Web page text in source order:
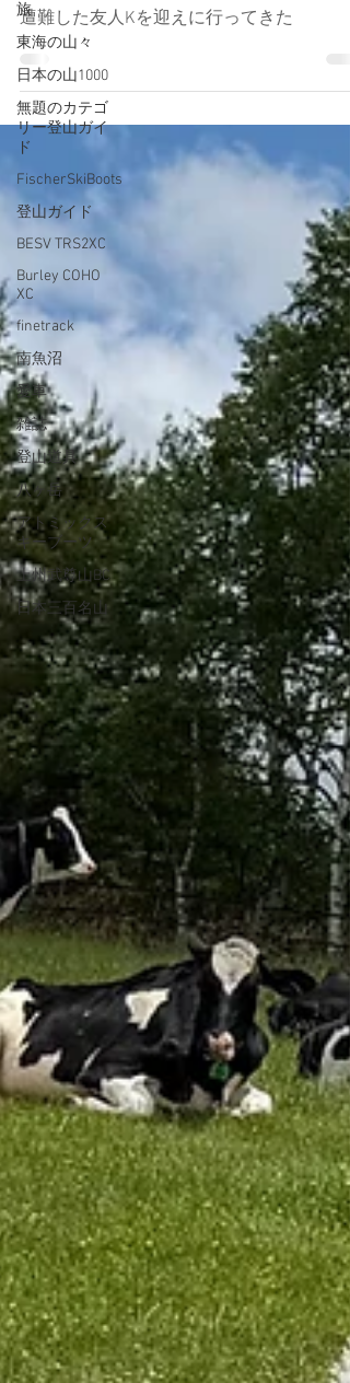
旅
東海の山々
日本の山1000
無題のカテゴ
リー登山ガイ
ド
FischerSkiBoots
登山ガイド
BESV TRS2XC
Burley COHO
XC
finetrack
南魚沼
愛車
雑誌
登山道具
八ヶ岳
アトミックス
キーブーツ
上州武尊山BC
日本三百名山
遭難・おひとり様は怖い
遭難した友人Kを迎えに行ってきた